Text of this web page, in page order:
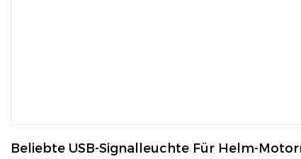
Beliebte USB-Signalleuchte Für Helm-